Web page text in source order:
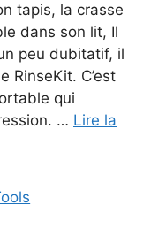
tapis, la crasse
dans son lit, Il
peu dubitatif, il
RinseKit. C’est
qui
… Lire la